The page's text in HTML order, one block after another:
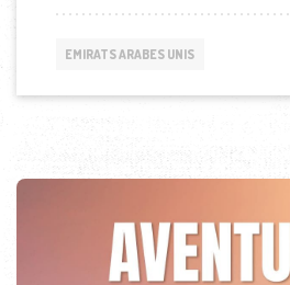
EMIRATS ARABES UNIS